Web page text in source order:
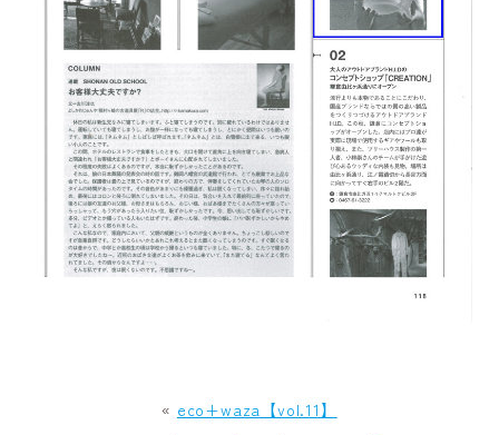
« eco+waza【vol.11】